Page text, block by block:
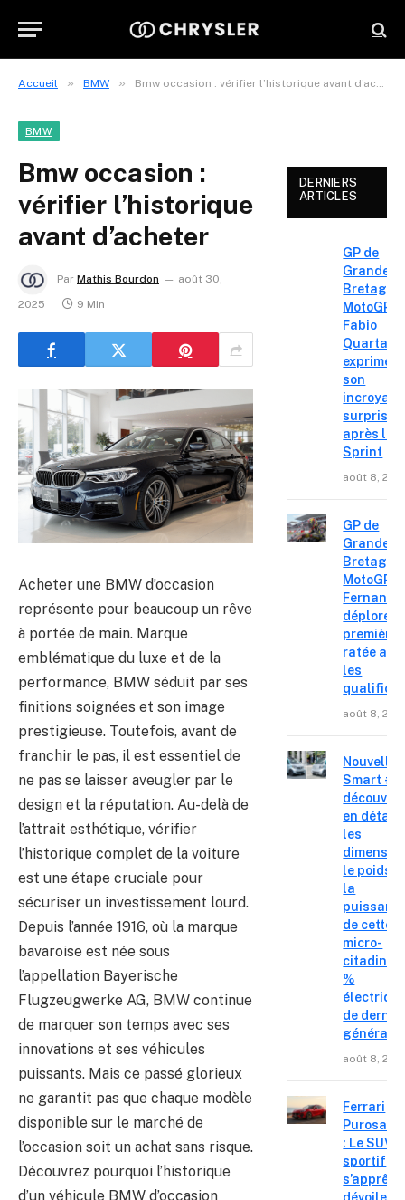
Accueil » BMW » Bmw occasion : vérifier l’historique avant d’acheter
BMW
Bmw occasion :
vérifier l’historique
avant d’acheter
Par Mathis Bourdon
août 30,
2025
9 Min
Acheter une BMW d’occasion
représente pour beaucoup un rêve
à portée de main. Marque
emblématique du luxe et de la
performance, BMW séduit par ses
finitions soignées et son image
prestigieuse. Toutefois, avant de
franchir le pas, il est essentiel de
ne pas se laisser aveugler par le
design et la réputation. Au-delà de
l’attrait esthétique, vérifier
l’historique complet de la voiture
est une étape cruciale pour
sécuriser un investissement lourd.
Depuis l’année 1916, où la marque
bavaroise est née sous
l’appellation Bayerische
Flugzeugwerke AG, BMW continue
de marquer son temps avec ses
innovations et ses véhicules
puissants. Mais ce passé glorieux
ne garantit pas que chaque modèle
disponible sur le marché de
l’occasion soit un achat sans risque.
Découvrez pourquoi l’historique
d’un véhicule BMW d’occasion
DERNIERS
ARTICLES
GP de
Grande-
Bretagne
MotoGP :
Fabio
exprime
son
surprise
après le
Sprint
août 8,
GP de
Grande-
Bretagne
MotoGP :
déplore
première
ratée
les
août 8,
Nouvelle
Smart #2
en détail
les
le poids
la
de cette
micro-
citadine
%
de
août 8,
Ferrari
: Le SUV
sportif
s’apprête